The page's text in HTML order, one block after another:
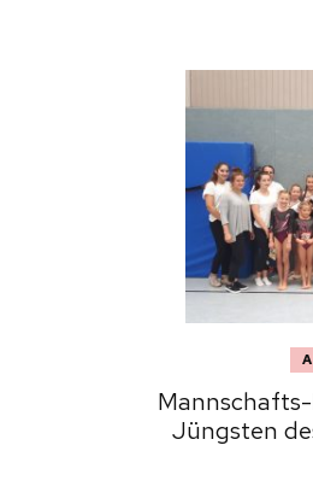
Jüngsten